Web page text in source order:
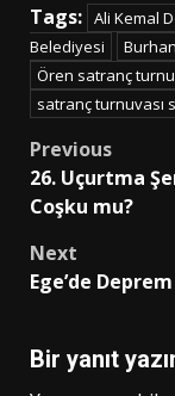
Tags: Ali Kemal
Belediyesi
Ören satranç
satranç turnuvası
Post
Previous
26. Uçurtma
Coşku mu?
Next
Ege’de
Bir yanıt